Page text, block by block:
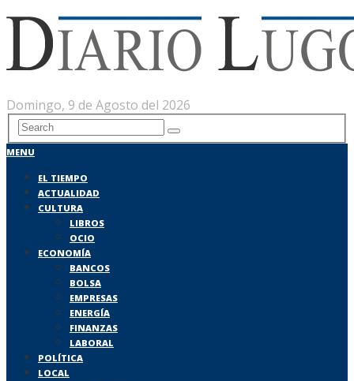
Domingo, 9 de Agosto del 2026
MENU
EL TIEMPO
ACTUALIDAD
CULTURA
LIBROS
OCIO
ECONOMÍA
BANCOS
BOLSA
EMPRESAS
ENERGÍA
FINANZAS
LABORAL
POLÍTICA
LOCAL